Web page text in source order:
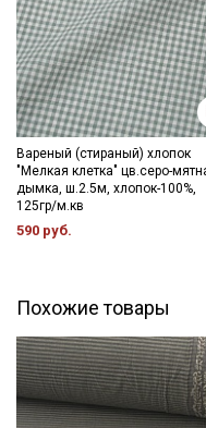
Вареный (стираный) хлопок
"Мелкая клетка" цв.серо-
дымка, ш.2.5м, хлопок-100%,
125гр/м.кв
590 руб.
Похожие товары
Ознакомлен(а) с
данныхи даю
данных
ДаюСогласие на
информационных